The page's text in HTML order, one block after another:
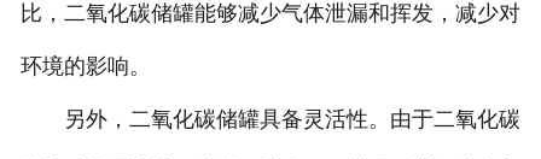
比，二氧化碳储罐能够减少气体泄漏和挥发，减少对
环境的影响。
另外，二氧化碳储罐具备灵活性。由于二氧化碳